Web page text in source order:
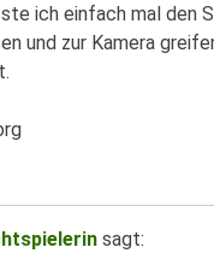
ich einfach mal den
und zur Kamera
sagt: